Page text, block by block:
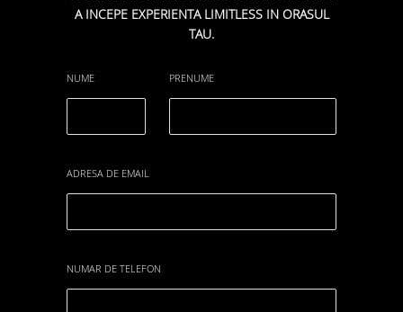
A INCEPE EXPERIENTA LIMITLESS IN ORASUL
TAU.
NUME PRENUME
ADRESA DE EMAIL
NUMAR DE TELEFON